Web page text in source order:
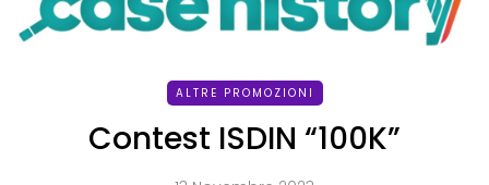
ALTRE PROMOZIONI
Contest ISDIN “100K”